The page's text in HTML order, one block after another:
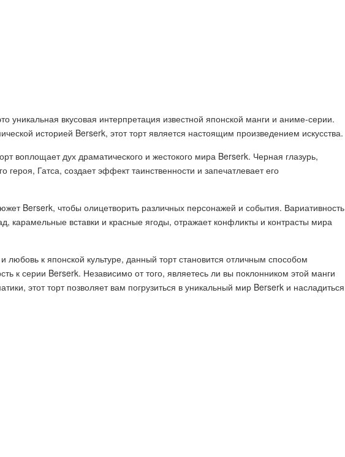
уникальная вкусовая интерпретация известной японской манги и аниме-серии.
историей Berserk, этот торт является настоящим произведением искусства.
воплощает дух драматического и жестокого мира Berserk. Черная глазурь,
Гатса, создает эффект таинственности и запечатлевает его
Berserk, чтобы олицетворить различных персонажей и события. Вариативность
карамельные вставки и красные ягоды, отражает конфликты и контрасты мира
к японской культуре, данный торт становится отличным способом
к серии Berserk. Независимо от того, являетесь ли вы поклонником этой манги
этот торт позволяет вам погрузиться в уникальный мир Berserk и насладиться